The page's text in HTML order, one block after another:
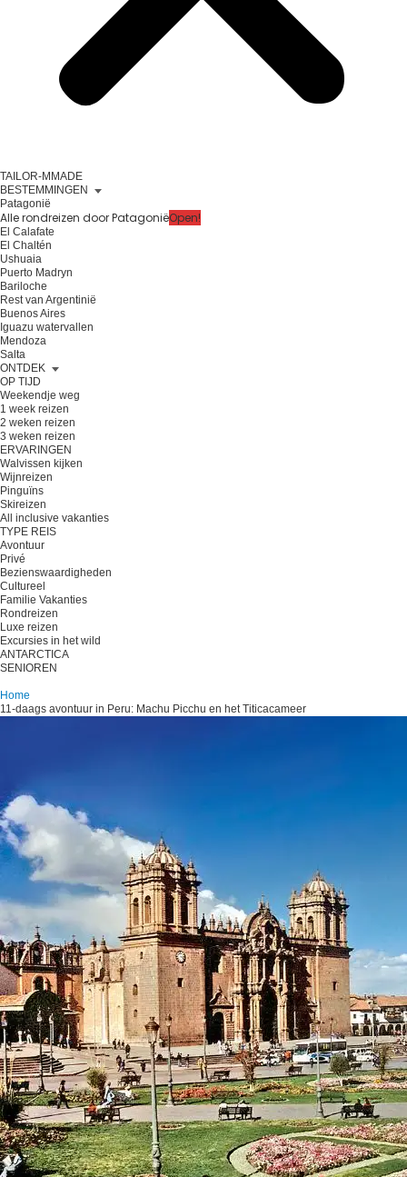
TAILOR-MMADE
BESTEMMINGEN
Patagonië
Alle rondreizen door PatagoniëOpen!
El Calafate
El Chaltén
Ushuaia
Puerto Madryn
Bariloche
Rest van Argentinië
Buenos Aires
Iguazu watervallen
Mendoza
Salta
ONTDEK
OP TIJD
Weekendje weg
1 week reizen
2 weken reizen
3 weken reizen
ERVARINGEN
Walvissen kijken
Wijnreizen
Pinguïns
Skireizen
All inclusive vakanties
TYPE REIS
Avontuur
Privé
Bezienswaardigheden
Cultureel
Familie Vakanties
Rondreizen
Luxe reizen
Excursies in het wild
ANTARCTICA
SENIOREN
Home
11-daags avontuur in Peru: Machu Picchu en het Titicacameer